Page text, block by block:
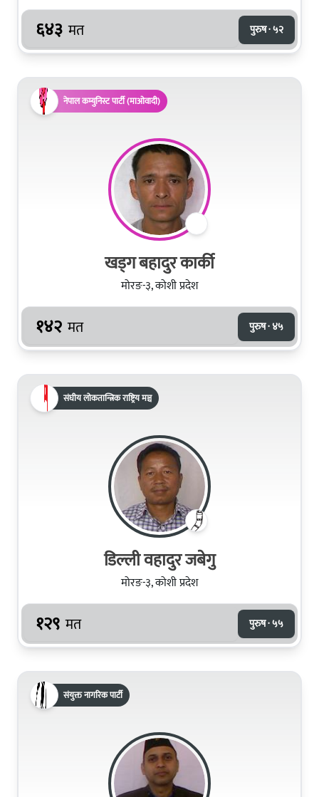
६४३ मत पुरुष · ५२
नेपाल कम्युनिस्ट पार्टी (माओवादी)
खड्ग बहादुर कार्की
मोरङ-३, कोशी प्रदेश
१४२ मत पुरुष · ४५
संघीय लोकतान्त्रिक राष्ट्रिय मञ्च
डिल्ली वहादुर जबेगु
मोरङ-३, कोशी प्रदेश
१२९ मत पुरुष · ५५
संयुक्त नागरिक पार्टी